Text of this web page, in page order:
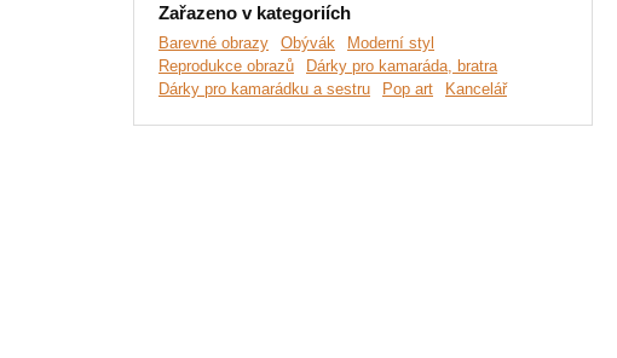
Zařazeno v kategoriích
Barevné obrazy Obývák
Moderní styl
Reprodukce obrazů
Dárky pro kamaráda, bratra
Dárky pro kamarádku a sestru
Pop art Kancelář